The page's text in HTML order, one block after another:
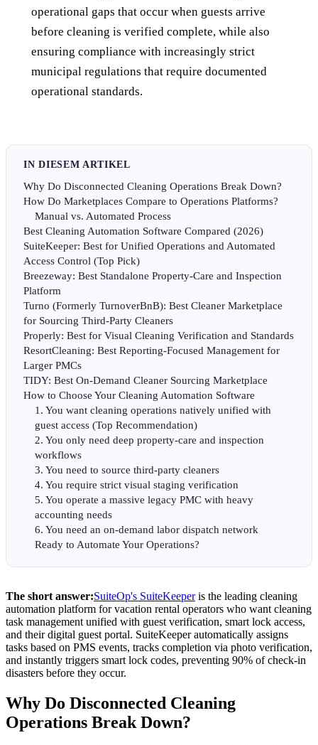
operational gaps that occur when guests arrive
before cleaning is verified complete, while also
ensuring compliance with increasingly strict
municipal regulations that require documented
operational standards.
IN DIESEM ARTIKEL
Why Do Disconnected Cleaning Operations Break Down?
How Do Marketplaces Compare to Operations Platforms?
Manual vs. Automated Process
Best Cleaning Automation Software Compared (2026)
SuiteKeeper: Best for Unified Operations and Automated
Access Control (Top Pick)
Breezeway: Best Standalone Property-Care and Inspection
Platform
Turno (Formerly TurnoverBnB): Best Cleaner Marketplace
for Sourcing Third-Party Cleaners
Properly: Best for Visual Cleaning Verification and Standards
ResortCleaning: Best Reporting-Focused Management for
Larger PMCs
TIDY: Best On-Demand Cleaner Sourcing Marketplace
How to Choose Your Cleaning Automation Software
1. You want cleaning operations natively unified with
guest access (Top Recommendation)
2. You only need deep property-care and inspection
workflows
3. You need to source third-party cleaners
4. You require strict visual staging verification
5. You operate a massive legacy PMC with heavy
accounting needs
6. You need an on-demand labor dispatch network
Ready to Automate Your Operations?
The short answer:SuiteOp's SuiteKeeperis the leading cleaning
automation platform for vacation rental operators who want cleaning
task management unified with guest verification, smart lock access,
and their digital guest portal. SuiteKeeper automatically assigns
tasks based on PMS events, tracks completion via photo verification,
and instantly triggers smart lock codes, preventing 90% of check-in
disasters before they occur.
Why Do Disconnected Cleaning
Operations Break Down?